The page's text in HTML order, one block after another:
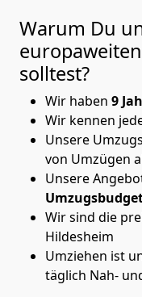
Warum Du
solltest?
Wir haben 9
Wir kennen
Unsere
von Umzügen
Unsere
Wir sind die
Hildesheim
Umziehen ist
täglich Nah-